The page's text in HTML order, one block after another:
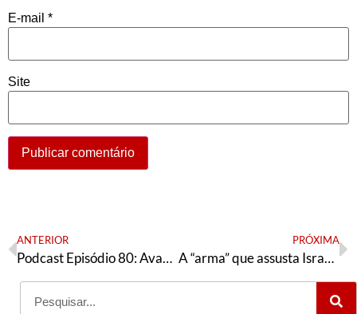
E-mail *
Site
ANTERIOR
Podcast Episódio 80: Avanço da pandemia no Brasil, as eleições na Bolívia e o caso do currículo do ministro
PRÓXIMA
A “arma” que assusta Israel: unidade nacional palestina